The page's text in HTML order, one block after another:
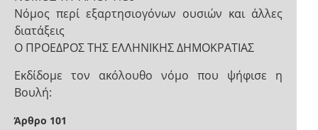
Νόμος περί εξαρτησιογόνων ουσιών και άλλες
διατάξεις
Ο ΠΡΟΕΔΡΟΣ ΤΗΣ ΕΛΛΗΝΙΚΗΣ ΔΗΜΟΚΡΑΤΙΑΣ
Εκδίδομε τον ακόλουθο νόμο που ψήφισε η
Βουλή:
Άρθρο 101